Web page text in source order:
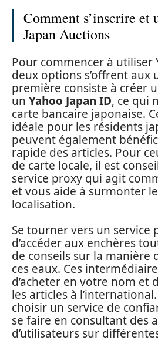
Comment s’inscrire et
Japan Auctions
Pour commencer à utiliser
deux options s’offrent aux
première consiste à créer
un Yahoo Japan ID, ce qui
carte bancaire japonaise.
idéale pour les résidents
peuvent également
rapide des articles. Pour
de carte locale, il est
service proxy qui agit
et vous aide à surmonter
localisation.
Se tourner vers un service
d’accéder aux enchères
de conseils sur la manière
ces eaux. Ces
d’acheter en votre nom et
les articles à
choisir un service de
se faire en consultant des
d’utilisateurs sur